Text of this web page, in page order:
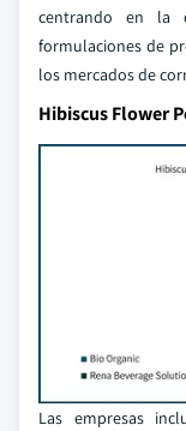
centrando en la
formulaciones de
los mercados de
Hibiscus Flower
Las empresas